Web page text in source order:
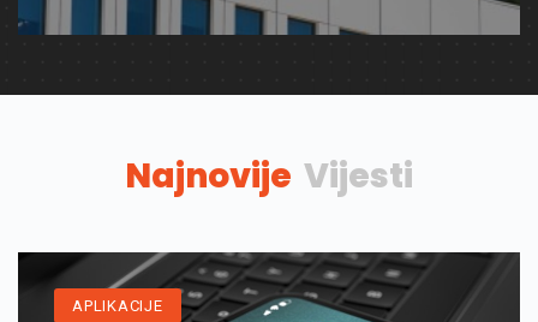
Najnovije Vijesti
APLIKACIJE